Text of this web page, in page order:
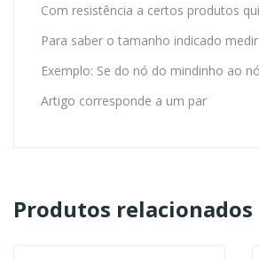
Com resistência a certos produtos
Para saber o tamanho indicado
Exemplo: Se do nó do mindinho ao
Artigo corresponde a um par
Produtos relacionados